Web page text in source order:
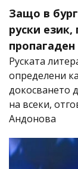
Защо в
руски
Руската
определени
докосването
на всеки,
Андонова